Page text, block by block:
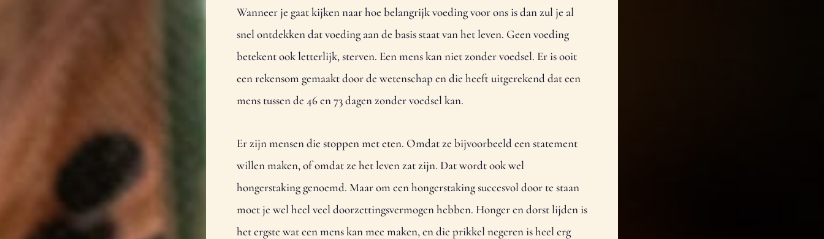
Wanneer je gaat kijken naar hoe belangrijk voeding voor ons is dan zul je al
snel ontdekken dat voeding aan de basis staat van het leven. Geen voeding
betekent ook letterlijk, sterven. Een mens kan niet zonder voedsel. Er is ooit
een rekensom gemaakt door de wetenschap en die heeft uitgerekend dat een
mens tussen de 46 en 73 dagen zonder voedsel kan.
Er zijn mensen die stoppen met eten. Omdat ze bijvoorbeeld een statement
willen maken, of omdat ze het leven zat zijn. Dat wordt ook wel
hongerstaking genoemd. Maar om een hongerstaking succesvol door te staan
moet je wel heel veel doorzettingsvermogen hebben. Honger en dorst lijden is
het ergste wat een mens kan mee maken, en die prikkel negeren is heel erg